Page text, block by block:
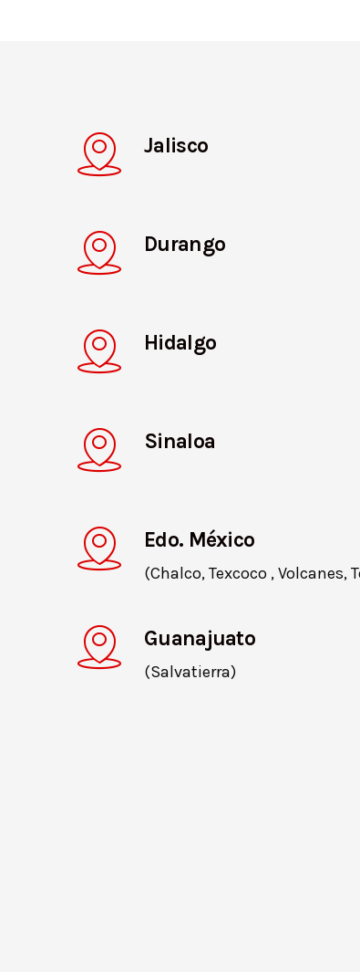
Jalisco
Durango
Hidalgo
Sinaloa
Edo. México
(Chalco, Texcoco , Volcanes,
Guanajuato
(Salvatierra)